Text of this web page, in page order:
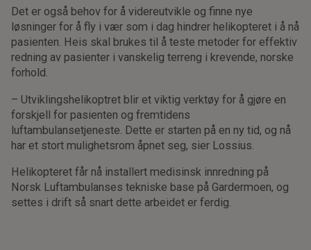
Det er også behov for å videreutvikle og finne nye
løsninger for å fly i vær som i dag hindrer helikopteret i å nå
pasienten. Heis skal brukes til å teste metoder for effektiv
redning av pasienter i vanskelig terreng i krevende, norske
forhold.
– Utviklingshelikoptret blir et viktig verktøy for å gjøre en
forskjell for pasienten og fremtidens
luftambulansetjeneste. Dette er starten på en ny tid, og nå
har et stort mulighetsrom åpnet seg, sier Lossius.
Helikopteret får nå installert medisinsk innredning på
Norsk Luftambulanses tekniske base på Gardermoen, og
settes i drift så snart dette arbeidet er ferdig.